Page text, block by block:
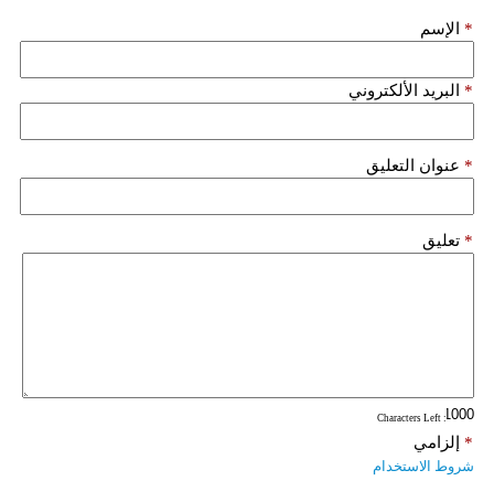
الإسم *
البريد الألكتروني *
عنوان التعليق *
تعليق *
: Characters Left
إلزامي *
شروط الاستخدام